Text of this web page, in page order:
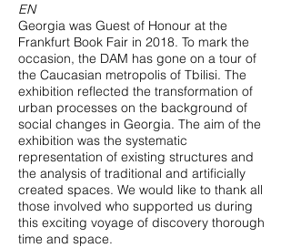
EN
Georgia was Guest of Honour at the
Frankfurt Book Fair in 2018. To mark the
occasion, the DAM has gone on a tour of
the Caucasian metropolis of Tbilisi. The
exhibition reflected the transformation of
urban processes on the background of
social changes in Georgia. The aim of the
exhibition was the systematic
representation of existing structures and
the analysis of traditional and artificially
created spaces. We would like to thank all
those involved who supported us during
this exciting voyage of discovery thorough
time and space.